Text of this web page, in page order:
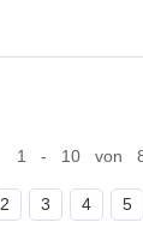
1 - 10 von
2 3 4 5